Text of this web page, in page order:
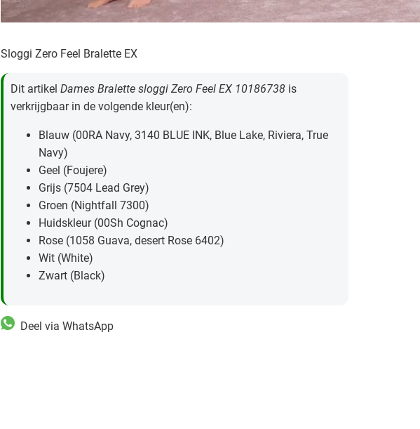
Sloggi Zero Feel Bralette EX
Dit artikel Dames Bralette sloggi Zero Feel EX 10186738 is
verkrijgbaar in de volgende kleur(en):
Blauw (00RA Navy, 3140 BLUE INK, Blue Lake, Riviera, True
Navy)
Geel (Foujere)
Grijs (7504 Lead Grey)
Groen (Nightfall 7300)
Huidskleur (00Sh Cognac)
Rose (1058 Guava, desert Rose 6402)
Wit (White)
Zwart (Black)
Deel via WhatsApp